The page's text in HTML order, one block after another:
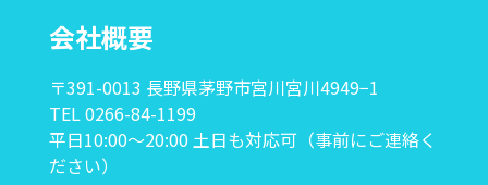
会社概要
〒391-0013 長野県茅野市宮川宮川4949−1
TEL 0266-84-1199
平日10:00〜20:00 土日も対応可（事前にご連絡く
ださい）